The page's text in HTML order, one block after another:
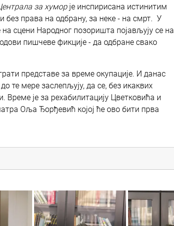
за хуморје инспирисана истинитим
без права на одбрану, за неке - на смрт. У
сцени Народног позоришта појављују се на
пишчеве фикције - да одбране свако
представе за време окупације. И данас
те мере заслепљују, да се, без икаквих
Време је за рехабилитацију Цветковића и
Оља Ђорђевић којој ће ово бити прва